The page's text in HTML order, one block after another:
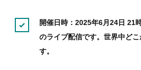
開催日時：2025年6月24日 21
のライブ配信です。世界中ど
す。